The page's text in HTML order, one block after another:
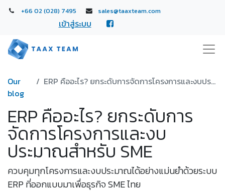
+66 02 (028) 7495 sales@taaxteam.com
เข้าสู่ระบบ
Our
blog
ERP คืออะไร? ยกระดับการจัดการโครงการและงบประมาณสำหรับ SME
ERP คืออะไร? ยกระดับการ
จัดการโครงการและงบ
ประมาณสำหรับ SME
ควบคุมทุกโครงการและงบประมาณได้อย่างแม่นยำด้วยระบบ
ERP ที่ออกแบบมาเพื่อธุรกิจ SME ไทย